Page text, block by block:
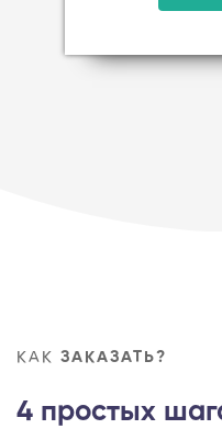
КАК ЗАКАЗАТЬ?
4 простых